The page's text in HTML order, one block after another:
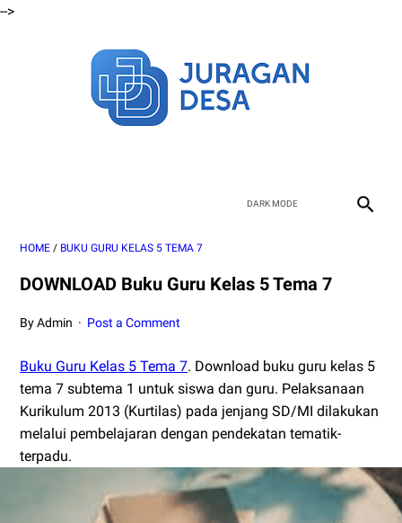
-->
HOME / BUKU GURU KELAS 5 TEMA 7
DOWNLOAD Buku Guru Kelas 5 Tema 7
By Admin Post a Comment
Buku Guru Kelas 5 Tema 7. Download buku guru kelas 5
tema 7 subtema 1 untuk siswa dan guru. Pelaksanaan
Kurikulum 2013 (Kurtilas) pada jenjang SD/MI dilakukan
melalui pembelajaran dengan pendekatan tematik-
terpadu.